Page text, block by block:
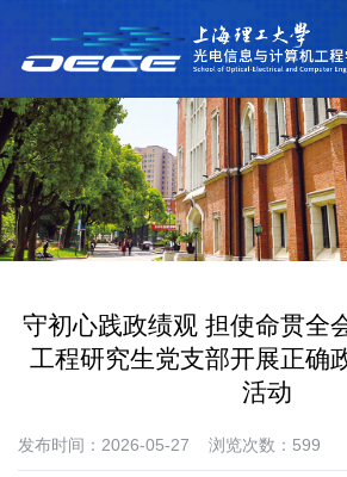
守初心践政绩观 担使命贯
工程研究生党支部开展正确
活动
发布时间：2026-05-27 浏览次数： 599